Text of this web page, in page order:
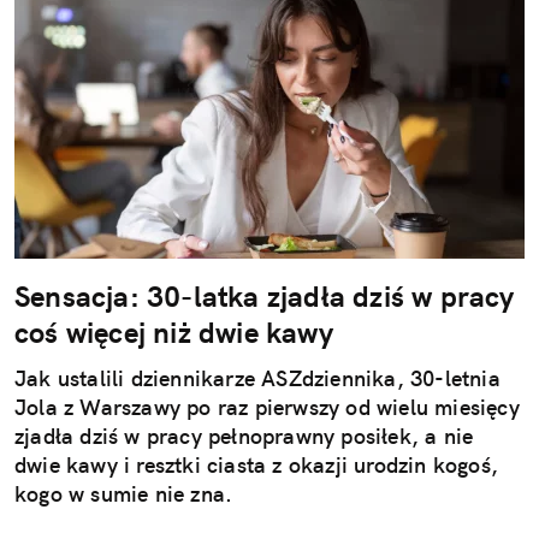
Sensacja: 30-latka zjadła dziś w pracy
coś więcej niż dwie kawy
Jak ustalili dziennikarze ASZdziennika, 30-letnia
Jola z Warszawy po raz pierwszy od wielu miesięcy
zjadła dziś w pracy pełnoprawny posiłek, a nie
dwie kawy i resztki ciasta z okazji urodzin kogoś,
kogo w sumie nie zna.